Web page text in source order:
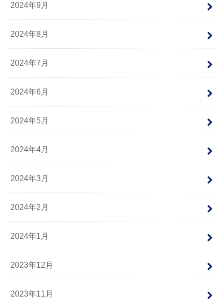
2024年9月
2024年8月
2024年7月
2024年6月
2024年5月
2024年4月
2024年3月
2024年2月
2024年1月
2023年12月
2023年11月